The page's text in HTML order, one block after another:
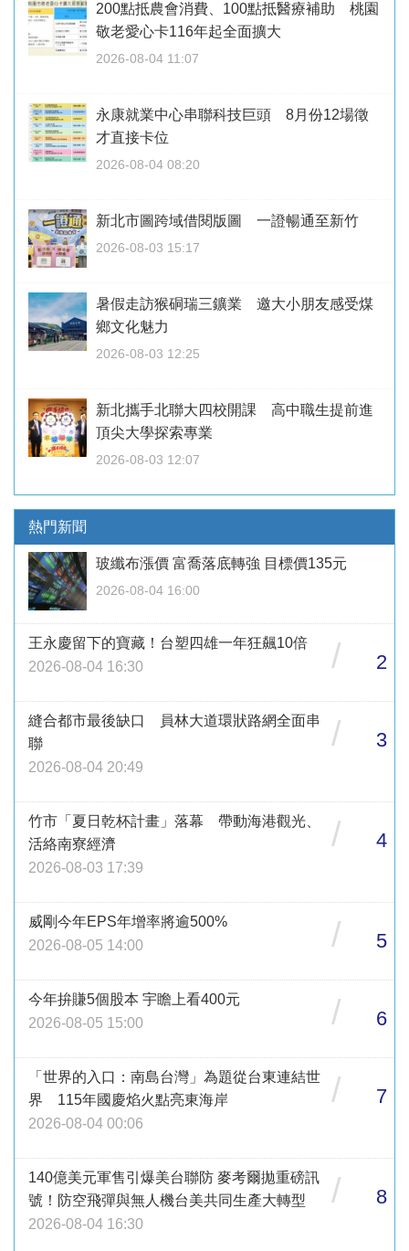
200點抵農會消費、100點抵醫療補助 桃園
敬老愛心卡116年起全面擴大
2026-08-04 11:07
永康就業中心串聯科技巨頭 8月份12場徵
才直接卡位
2026-08-04 08:20
新北市圖跨域借閱版圖 一證暢通至新竹
2026-08-03 15:17
暑假走訪猴硐瑞三鑛業 邀大小朋友感受煤
鄉文化魅力
2026-08-03 12:25
新北攜手北聯大四校開課 高中職生提前進
頂尖大學探索專業
2026-08-03 12:07
熱門新聞
玻纖布漲價 富喬落底轉強 目標價135元
2026-08-04 16:00
王永慶留下的寶藏！台塑四雄一年狂飆10倍
2026-08-04 16:30
/ 2
縫合都市最後缺口 員林大道環狀路網全面串
聯
2026-08-04 20:49
/ 3
竹市「夏日乾杯計畫」落幕 帶動海港觀光、
活絡南寮經濟
2026-08-03 17:39
/ 4
威剛今年EPS年增率將逾500%
2026-08-05 14:00
/ 5
今年拚賺5個股本 宇瞻上看400元
2026-08-05 15:00
/ 6
「世界的入口：南島台灣」為題從台東連結世
界 115年國慶焰火點亮東海岸
2026-08-04 00:06
/ 7
140億美元軍售引爆美台聯防 麥考爾拋重磅訊
號！防空飛彈與無人機台美共同生產大轉型
2026-08-04 16:30
/ 8